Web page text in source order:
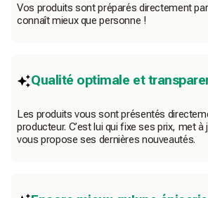
Vos produits sont préparés directement
connaît mieux que personne !
Qualité optimale et
Les produits vous sont présentés
producteur. C’est lui qui fixe ses prix, met
vous propose ses dernières nouveautés.